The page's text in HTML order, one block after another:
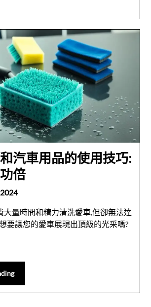
汽車用品的使用技巧:
倍
大量時間和精力清洗愛車,但卻無法達
要讓您的愛車展現出頂級的光采嗎?